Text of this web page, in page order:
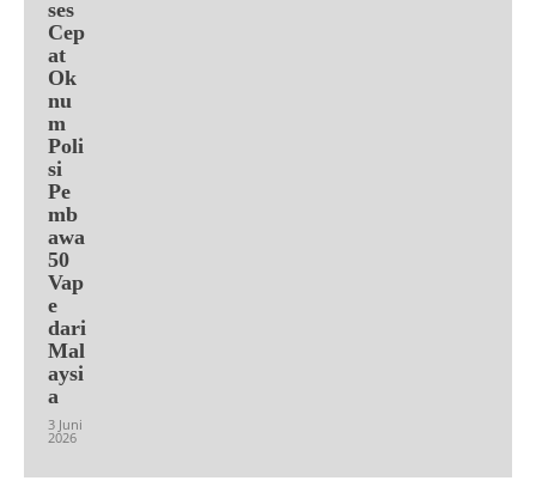
ses
Cep
at
Ok
nu
m
Poli
si
Pe
mb
awa
50
Vap
e
dari
Mal
aysi
a
3 Juni
2026